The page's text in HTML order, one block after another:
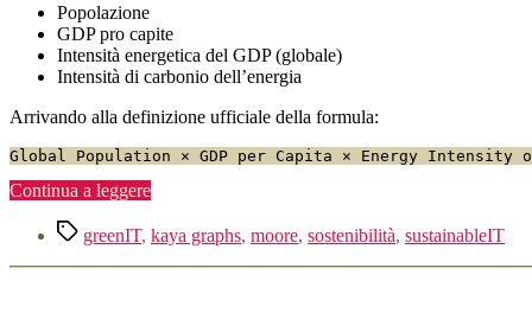
Popolazione
GDP pro capite
Intensità energetica del GDP (globale)
Intensità di carbonio dell’energia
Arrivando alla definizione ufficiale della formula:
Global Population × GDP per Capita × Energy Intensity
Continua a leggere“Grafici
Kaya,
di
Tag greenIT, kaya graphs, moore, sostenibilità, sustainableIT